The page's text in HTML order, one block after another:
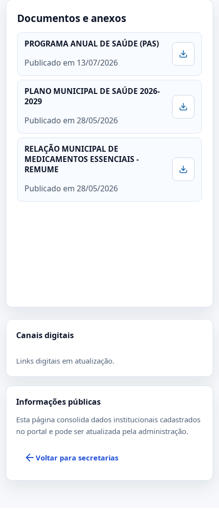
Documentos e anexos
PROGRAMA ANUAL DE SAÚDE (PAS)
Publicado em 13/07/2026
PLANO MUNICIPAL DE SAÚDE 2026-
2029
Publicado em 28/05/2026
RELAÇÃO MUNICIPAL DE
MEDICAMENTOS ESSENCIAIS -
REMUME
Publicado em 28/05/2026
Canais digitais
Links digitais em atualização.
Informações públicas
Esta página consolida dados institucionais cadastrados
no portal e pode ser atualizada pela administração.
Voltar para secretarias